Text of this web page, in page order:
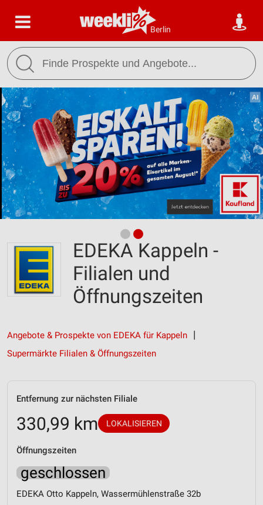
Berlin
EDEKA Kappeln -
Filialen und
Öffnungszeiten
Angebote & Prospekte von EDEKA für Kappeln
Supermärkte Filialen & Öffnungszeiten
Entfernung zur nächsten Filiale
330,99 km LOKALISIEREN
Öffnungszeiten
geschlossen
EDEKA Otto Kappeln, Wassermühlenstraße 32b